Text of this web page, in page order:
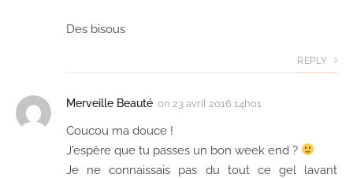
Des bisous
REPLY
Merveille Beauté on 23 avril 2016 14h01
Coucou ma douce !
J'espère que tu passes un bon week end ?
Je ne connaissais pas du tout ce gel lavant